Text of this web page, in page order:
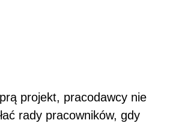
projekt, pracodawcy nie
rady pracowników, gdy